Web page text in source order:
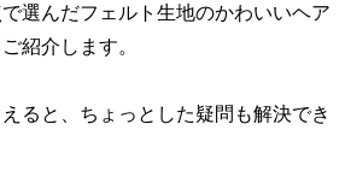
選んだフェルト生地のかわいいヘア
紹介します。
ると、ちょっとした疑問も解決でき